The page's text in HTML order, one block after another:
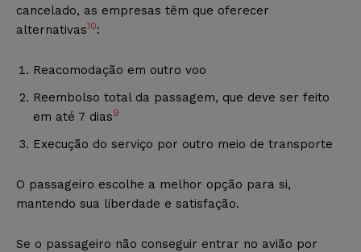
cancelado, as empresas têm que oferecer
alternativas10:
Reacomodação em outro voo
Reembolso total da passagem, que deve ser feito
em até 7 dias9
Execução do serviço por outro meio de transporte
O passageiro escolhe a melhor opção para si,
mantendo sua liberdade e satisfação.
Se o passageiro não conseguir entrar no avião por